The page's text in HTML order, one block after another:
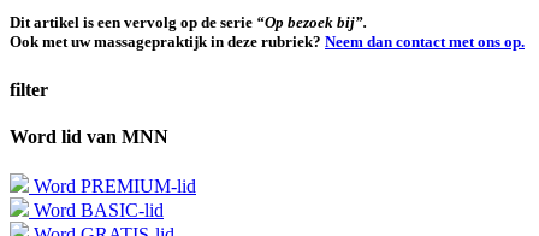
Dit artikel is een vervolg op de serie “Op bezoek bij”.
Ook met uw massagepraktijk in deze rubriek? Neem dan contact met ons op.
filter
Word lid van MNN
Word PREMIUM-lid
Word BASIC-lid